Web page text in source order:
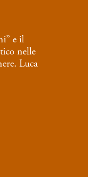
e il
nelle
Luca